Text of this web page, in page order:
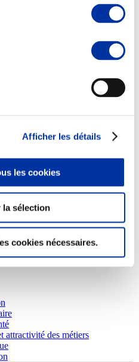
Afficher les détails
les cookies
sélection
cookies nécessaires.
attractivité des métiers